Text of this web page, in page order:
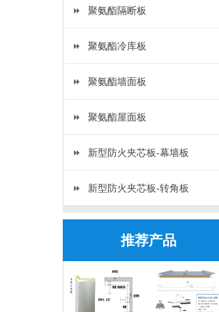
板
聚氨酯隔断板
聚氨酯冷库板
聚氨酯墙面板
聚氨酯屋面板
新型防火夹芯板-幕墙板
新型防火夹芯板-转角板
推荐产品